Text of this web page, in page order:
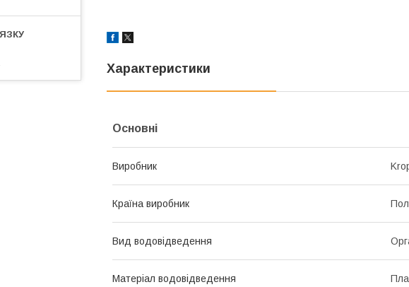
Характеристики
Основні
Виробник
Країна виробник
Вид водовідведення
Матеріал водовідведення